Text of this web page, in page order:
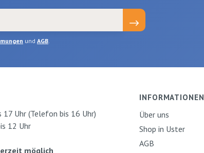
und AGB.
Uhr (Telefon bis 16 Uhr)
12 Uhr
möglich
INFORMATIONEN
Über uns
Shop in Uster
AGB